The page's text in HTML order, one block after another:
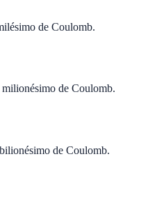
de Coulomb.
de Coulomb.
de Coulomb.